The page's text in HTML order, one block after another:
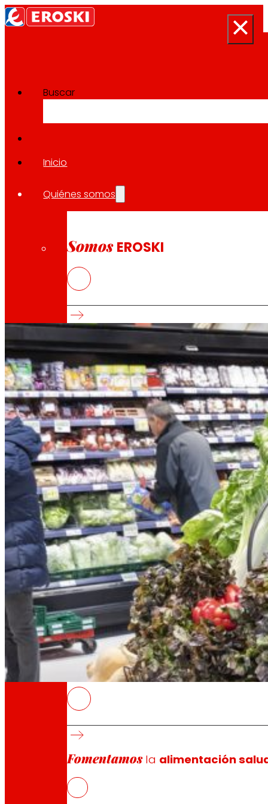
Buscar
Inicio
Quiénes somos
Somos EROSKI
Así somos
Todo nuestro ADN: un viaje por la misión, la
Cooperativa
Somos por y para las personas. Descubre
Fundación
A través de nuestra Fundación impulsamos
Compromisos
CompromisosEROSKI
Fomentamosla alimentación
Sala de prensa
Volver a todas las noticias
21.06.2024
EROSKI extiende a Navarra
Compromiso con la sostenibilidad
El objetivo del proyecto es acompañar en
Comunidad Foral
El programa arranca con su primera fase
EROSKI impulsa un tejido productivo
La presentación del programa se ha